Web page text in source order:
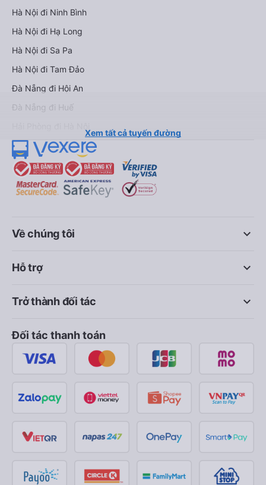
Hà Nội đi Ninh Bình
Hà Nội đi Hạ Long
Hà Nội đi Sa Pa
Hà Nội đi Tam Đảo
Đà Nẵng đi Hội An
Đà Nẵng đi Huế
Xem tất cả tuyến đường
keyboard_arrow_down
Về chúng tôi
keyboard_arrow_down
Hỗ trợ
keyboard_arrow_down
Trở thành đối tác
Đối tác thanh toán